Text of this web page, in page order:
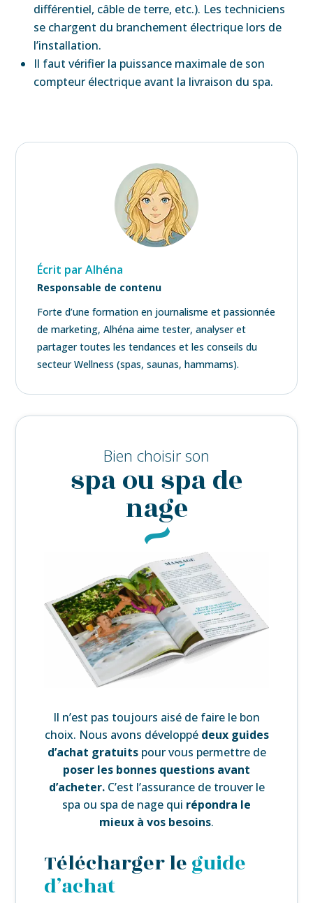
différentiel, câble de terre, etc.). Les techniciens
se chargent du branchement électrique lors de
l’installation.
Il faut vérifier la puissance maximale de son
compteur électrique avant la livraison du spa.
Écrit par Alhéna
Responsable de contenu
Forte d’une formation en journalisme et passionnée
de marketing, Alhéna aime tester, analyser et
partager toutes les tendances et les conseils du
secteur Wellness (spas, saunas, hammams).
Bien choisir son
spa ou spa de
nage
Il n’est pas toujours aisé de faire le bon
choix. Nous avons développé deux guides
d’achat gratuitspour vous permettre de
poser les bonnes questions avant
d’acheter.C’est l’assurance de trouver le
spa ou spa de nage qui répondra le
mieux à vos besoins.
Télécharger leguide
d’achat